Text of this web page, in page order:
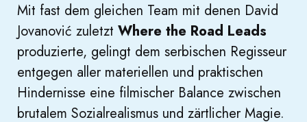
Mit fast dem gleichen Team mit denen David
Jovanović zuletzt Where the Road Leads
produzierte, gelingt dem serbischen Regisseur
entgegen aller materiellen und praktischen
Hindernisse eine filmischer Balance zwischen
brutalem Sozialrealismus und zärtlicher Magie.